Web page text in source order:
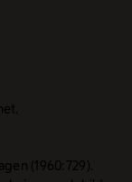
(1960:729).